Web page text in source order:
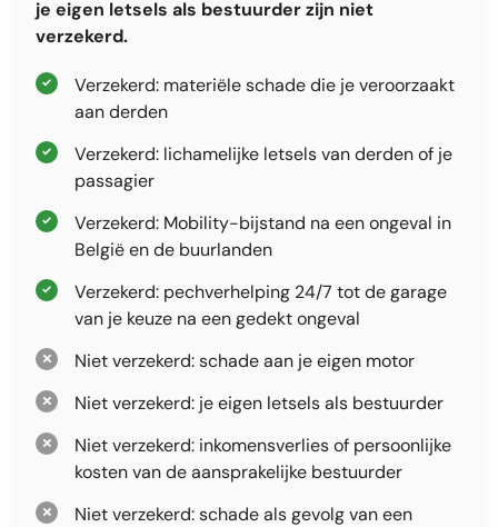
je eigen letsels als bestuurder zijn niet
verzekerd.
Verzekerd: materiële schade die je veroorzaakt
aan derden
Verzekerd: lichamelijke letsels van derden of je
passagier
Verzekerd: Mobility-bijstand na een ongeval in
België en de buurlanden
Verzekerd: pechverhelping 24/7 tot de garage
van je keuze na een gedekt ongeval
Niet verzekerd: schade aan je eigen motor
Niet verzekerd: je eigen letsels als bestuurder
Niet verzekerd: inkomensverlies of persoonlijke
kosten van de aansprakelijke bestuurder
Niet verzekerd: schade als gevolg van een